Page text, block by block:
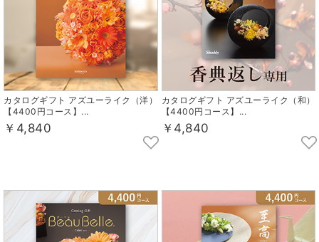
カタログギフト アズユーライク（洋）
【4400円コース】...
￥4,840
カタログギフト アズユーライク（和）
【4400円コース】...
￥4,840